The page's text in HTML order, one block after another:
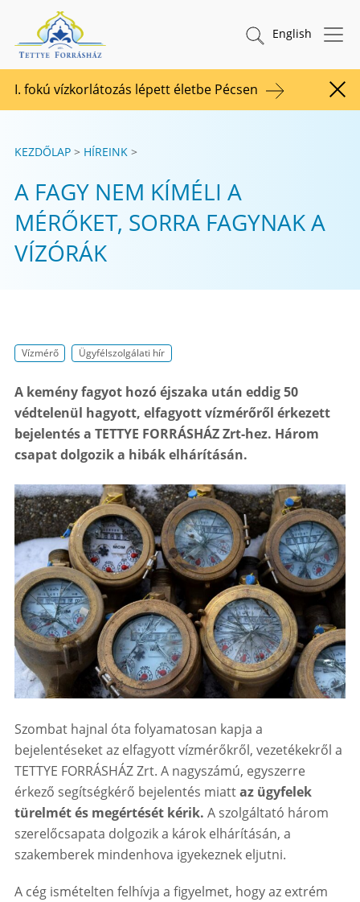
Tovább a tartalomhoz
TETTYE FORRÁSHÁZ Zrt. Keresés indítása
English
I. fokú vízkorlátozás lépett életbe Pécsen
KEZDŐLAP HÍREINK
A FAGY NEM KÍMÉLI A
MÉRŐKET, SORRA FAGYNAK A
VÍZÓRÁK
Vízmérő Ügyfélszolgálati hír
A kemény fagyot hozó éjszaka után eddig 50
védtelenül hagyott, elfagyott vízmérőről érkezett
bejelentés a TETTYE FORRÁSHÁZ Zrt-hez. Három
csapat dolgozik a hibák elhárításán.
Szombat hajnal óta folyamatosan kapja a
bejelentéseket az elfagyott vízmérőkről, vezetékekről a
TETTYE FORRÁSHÁZ Zrt. A nagyszámú, egyszerre
érkező segítségkérő bejelentés miattaz ügyfelek
türelmét és megértését kérik. A szolgáltató három
szerelőcsapata dolgozik a károk elhárításán, a
szakemberek mindenhova igyekeznek eljutni.
A cég ismételten felhívja a figyelmet, hogy az extrém